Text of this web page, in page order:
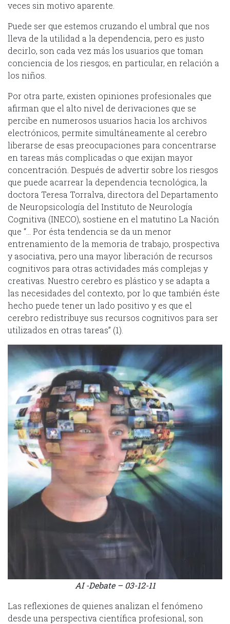
veces sin motivo aparente.
Puede ser que estemos cruzando el umbral que nos
lleva de la utilidad a la dependencia, pero es justo
decirlo, son cada vez más los usuarios que toman
conciencia de los riesgos; en particular, en relación a
los niños.
Por otra parte, existen opiniones profesionales que
afirman que el alto nivel de derivaciones que se
percibe en numerosos usuarios hacia los archivos
electrónicos, permite simultáneamente al cerebro
liberarse de esas preocupaciones para concentrarse
en tareas más complicadas o que exijan mayor
concentración. Después de advertir sobre los riesgos
que puede acarrear la dependencia tecnológica, la
doctora Teresa Torralva, directora del Departamento
de Neuropsicología del Instituto de Neurología
Cognitiva (INECO), sostiene en el matutino La Nación
que “… Por ésta tendencia se da un menor
entrenamiento de la memoria de trabajo, prospectiva
y asociativa, pero una mayor liberación de recursos
cognitivos para otras actividades más complejas y
creativas. Nuestro cerebro es plástico y se adapta a
las necesidades del contexto, por lo que también éste
hecho puede tener un lado positivo y es que el
cerebro redistribuye sus recursos cognitivos para ser
utilizados en otras tareas” (1).
AI -Debate – 03-12-11
Las reflexiones de quienes analizan el fenómeno
desde una perspectiva científica profesional, son